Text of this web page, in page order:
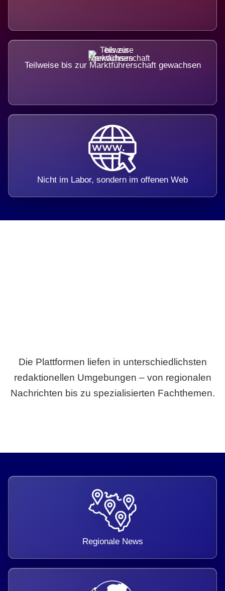
Teilweise bis zur Marktführerschaft gewachsen
Nicht im Labor, sondern im offenen Web
Die Plattformen liefen in unterschiedlichsten
redaktionellen Umgebungen – von regionalen
Nachrichten bis zu spezialisierten Fachthemen.
Regionale News